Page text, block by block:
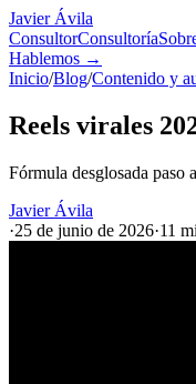
Javier Ávila
ConsultorConsultoría
Hablemos →
Inicio/Blog/Contenido y
Reels virales
Fórmula desglosada paso
Javier Ávila
·25 de junio de 2026·11